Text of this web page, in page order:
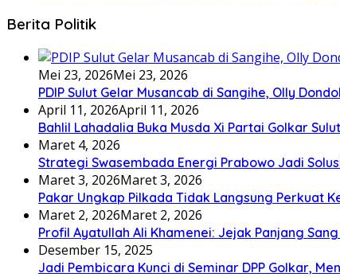
Berita Politik
Mei 23, 2026Mei 23, 2026
PDIP Sulut Gelar Musancab di Sangihe, Olly
April 11, 2026April 11, 2026
Bahlil Lahadalia Buka Musda Xi Partai Golkar
Maret 4, 2026
Strategi Swasembada Energi Prabowo Jadi
Maret 3, 2026Maret 3, 2026
Pakar Ungkap Pilkada Tidak Langsung Perkuat
Maret 2, 2026Maret 2, 2026
Profil Ayatullah Ali Khamenei: Jejak Panjang
Desember 15, 2025
Jadi Pembicara Kunci di Seminar DPP Golkar,